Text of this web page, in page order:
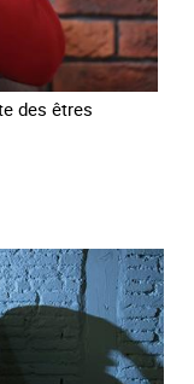
des êtres